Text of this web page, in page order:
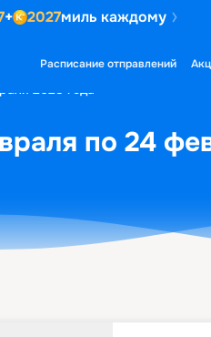
+ 2027миль каждому
Расписание отправлений
2028 года
по 24